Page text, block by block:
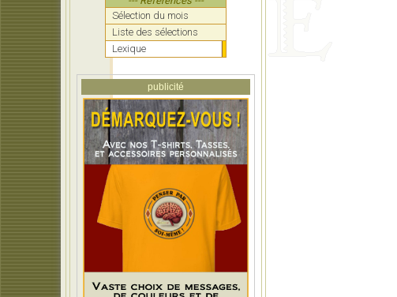
Sélection du mois
Liste des sélections
Lexique
publicité